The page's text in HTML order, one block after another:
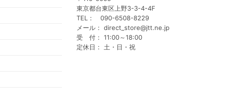
東京都台東区上野3-3-4-4F
TEL： 090-6508-8229
メール： direct_store@jtt.ne.jp
受 付： 11:00～18:00
定休日： 土・日・祝